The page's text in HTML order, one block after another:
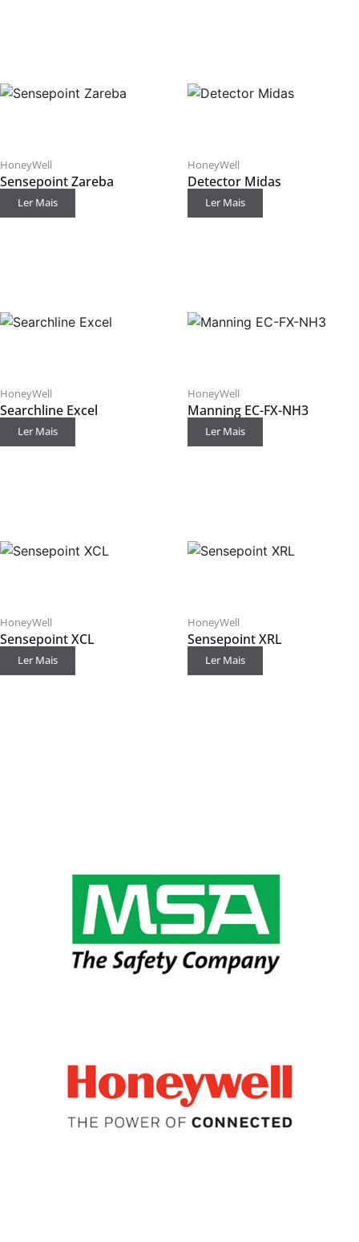
HoneyWell
Sensepoint Zareba
Ler Mais
HoneyWell
Detector Midas
Ler Mais
HoneyWell
Searchline Excel
Ler Mais
HoneyWell
Manning EC-FX-NH3
Ler Mais
HoneyWell
Sensepoint XCL
Ler Mais
HoneyWell
Sensepoint XRL
Ler Mais